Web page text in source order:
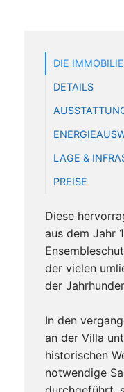
DIE IMMOBILIE
DETAILS
LAGE &
PREISE
Diese
aus dem Jahr
der vielen
der
In den
an der Villa
historischen
notwendige